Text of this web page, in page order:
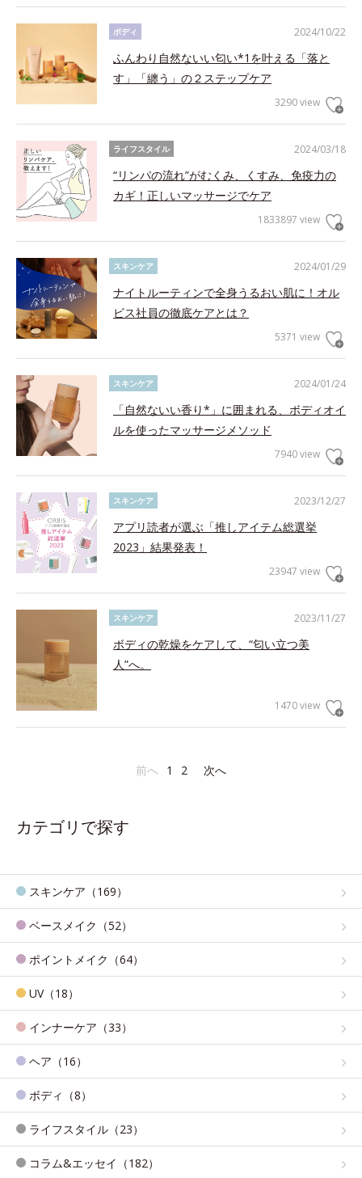
2024/10/22
ボディ
ふんわり自然ないい匂い*1を叶える「落と
す」「纏う」の２ステップケア
3290 view
2024/03/18
ライフスタイル
“リンパの流れ”がむくみ、くすみ、免疫力の
カギ！正しいマッサージでケア
1833897 view
2024/01/29
スキンケア
ナイトルーティンで全身うるおい肌に！オル
ビス社員の徹底ケアとは？
5371 view
2024/01/24
スキンケア
「自然ないい香り*」に囲まれる、ボディオイ
ルを使ったマッサージメソッド
7940 view
2023/12/27
スキンケア
アプリ読者が選ぶ「推しアイテム総選挙
2023」結果発表！
23947 view
2023/11/27
スキンケア
ボディの乾燥をケアして、“匂い立つ美
人”へ。
1470 view
前へ 1 2 次へ
カテゴリで探す
スキンケア（169）
ベースメイク（52）
ポイントメイク（64）
UV（18）
インナーケア（33）
ヘア（16）
ボディ（8）
ライフスタイル（23）
コラム&エッセイ（182）